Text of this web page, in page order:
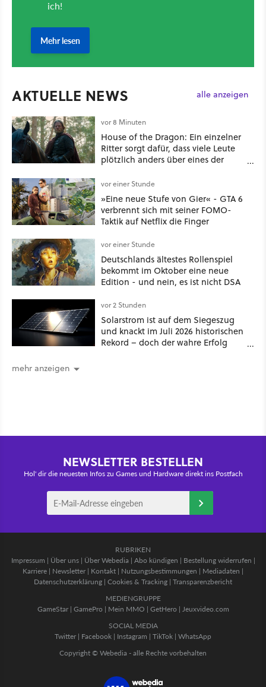
AKTUELLE NEWS alle anzeigen
vor 8 Minuten
House of the Dragon: Ein einzelner
Ritter sorgt dafür, dass viele Leute
plötzlich anders über eines der
Thrones denken
vor einer Stunde
»Eine neue Stufe von Gier« - GTA 6
verbrennt sich mit seiner FOMO-
Taktik auf Netflix die Finger
vor einer Stunde
Deutschlands ältestes Rollenspiel
bekommt im Oktober eine neue
Edition - und nein, es ist nicht DSA
vor 2 Stunden
Solarstrom ist auf dem Siegeszug
und knackt im Juli 2026 historischen
Rekord – doch der wahre Erfolg
mehr anzeigen
NEWSLETTER BESTELLEN
Hol' dir die neuesten Infos zu Games und Hardware direkt ins Postfach
RUBRIKEN
Impressum | Über uns| Über Webedia | Abo kündigen | Bestellung widerrufen |
Karriere | Newsletter | Kontakt | Nutzungsbestimmungen | Mediadaten |
Datenschutzerklärung | Cookies & Tracking | Transparenzbericht
MEDIENGRUPPE
GameStar| GamePro | Mein MMO | GetHero | Jeuxvideo.com
SOCIAL MEDIA
Twitter | Facebook | Instagram | TikTok | WhatsApp
Copyright © Webedia - alle Rechte vorbehalten